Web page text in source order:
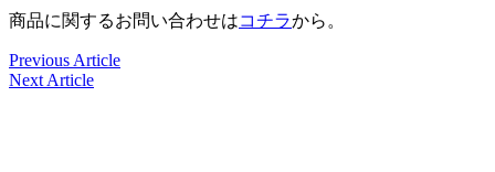
商品に関するお問い合わせはコチラから。
Previous Article
Next Article